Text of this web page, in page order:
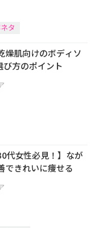
タ
燥肌向けのボディソ
方のポイント
代女性必見！】なが
できれいに痩せる